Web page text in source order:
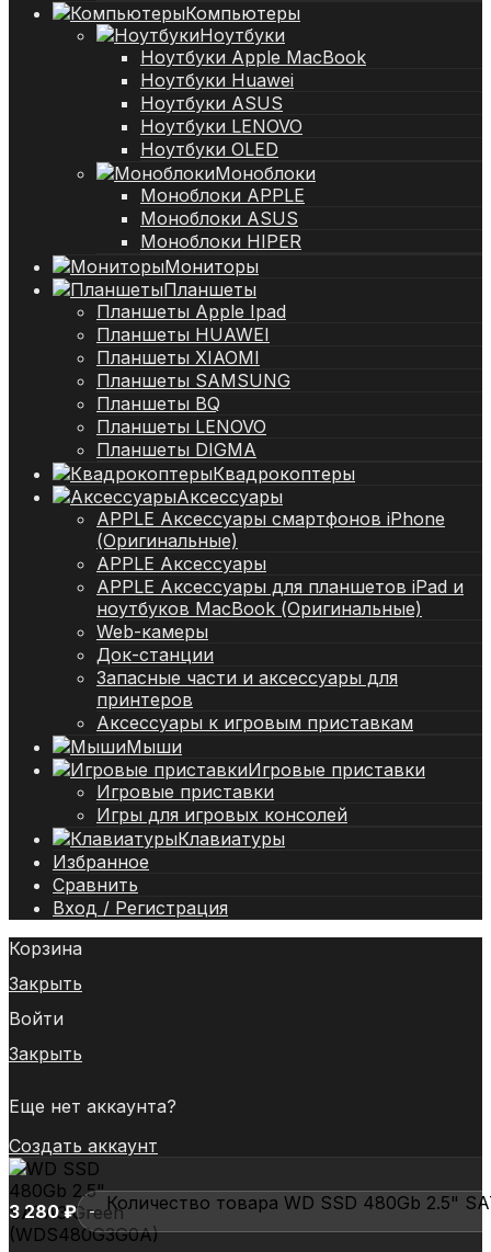
Компьютеры
Ноутбуки
Ноутбуки Apple MacBook
Ноутбуки Huawei
Ноутбуки ASUS
Ноутбуки LENOVO
Ноутбуки OLED
Моноблоки
Моноблоки APPLE
Моноблоки ASUS
Моноблоки HIPER
Мониторы
Планшеты
Планшеты Apple Ipad
Планшеты HUAWEI
Планшеты XIAOMI
Планшеты SAMSUNG
Планшеты BQ
Планшеты LENOVO
Планшеты DIGMA
Квадрокоптеры
Аксессуары
APPLE Аксессуары смартфонов iPhone
(Оригинальные)
APPLE Аксессуары
APPLE Аксессуары для планшетов iPad и
ноутбуков MacBook (Оригинальные)
Web-камеры
Док-станции
Запасные части и аксессуары для
принтеров
Аксессуары к игровым приставкам
Мыши
Игровые приставки
Игровые приставки
Игры для игровых консолей
Клавиатуры
Избранное
Сравнить
Вход / Регистрация
Корзина
Закрыть
Войти
Закрыть
Еще нет аккаунта?
Создать аккаунт
3 280₽ Количество товара WD SSD 480Gb 2.5"